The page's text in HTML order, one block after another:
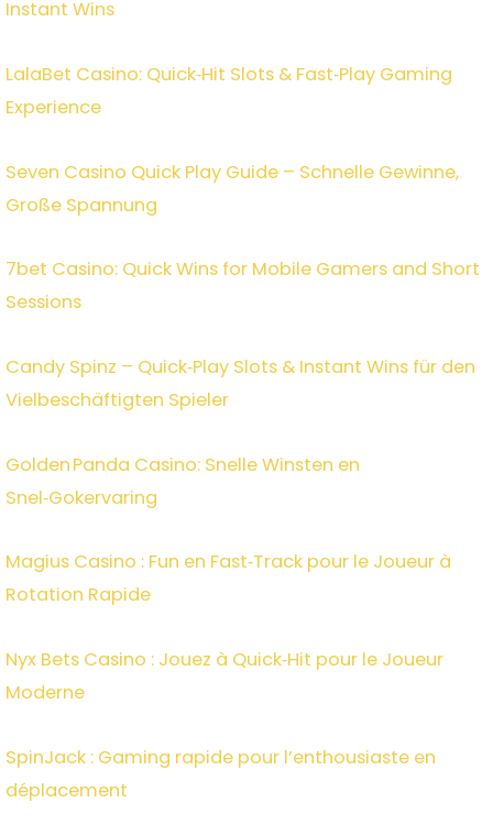
Instant Wins
LalaBet Casino: Quick‑Hit Slots & Fast‑Play Gaming
Experience
Seven Casino Quick Play Guide – Schnelle Gewinne,
Große Spannung
7bet Casino: Quick Wins for Mobile Gamers and Short
Sessions
Candy Spinz – Quick‑Play Slots & Instant Wins für den
Vielbeschäftigten Spieler
Golden Panda Casino: Snelle Winsten en
Snel‑Gokervaring
Magius Casino : Fun en Fast‑Track pour le Joueur à
Rotation Rapide
Nyx Bets Casino : Jouez à Quick‑Hit pour le Joueur
Moderne
SpinJack : Gaming rapide pour l’enthousiaste en
déplacement